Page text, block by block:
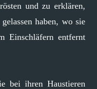
und zu erklären,
haben, wo sie
Einschläfern entfernt
bei ihren Haustieren